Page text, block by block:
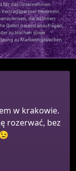
für das Unternehmen
Vertragspartner bestimmt.
die zu Ihnen
Daten bei uns anzufragen,
zu löschen sowie
zu Marketingzwecken
w krakowie.
rozerwać, bez